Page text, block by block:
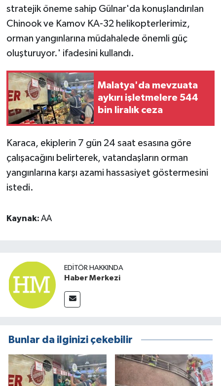
stratejik öneme sahip Gülnar'da konuşlandırılan
Chinook ve Kamov KA-32 helikopterlerimiz,
orman yangınlarına müdahalede önemli güç
oluşturuyor.' ifadesini kullandı.
Malatya'da mevzuata
aykırı işletmelere 544
bin liralık ceza
Karaca, ekiplerin 7 gün 24 saat esasına göre
çalışacağını belirterek, vatandaşların orman
yangınlarına karşı azami hassasiyet göstermesini
istedi.
Kaynak: AA
EDITÖR HAKKINDA
Haber Merkezi
Bunlar da ilginizi çekebilir